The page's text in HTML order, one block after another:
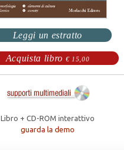
Leggi un estratto
Acquista libro € 15,00
Libro + CD-ROM interattivo
guarda la demo